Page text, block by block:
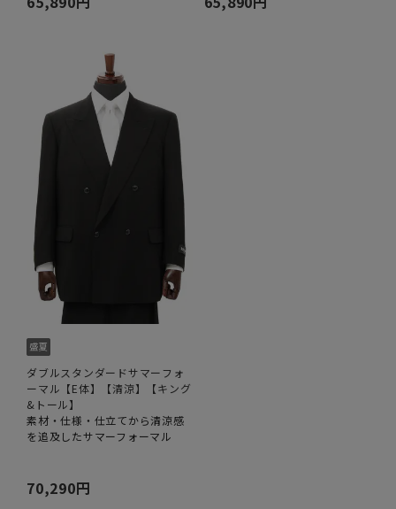
ダブルスタンダードサマーフォ
ーマル【E体】【清涼】【キング
&トール】
素材・仕様・仕立てから清涼感
を追及したサマーフォーマル
70,290円